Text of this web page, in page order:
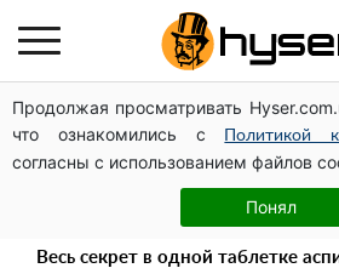
Продолжая просматривать
что ознакомились с
Политикой
согласны с использованием файлов
Понял
Дроны с наценкой: Александр
миллионы оборонного бюджета
фирму в Эстонии
Голая Елена Тополя в интересных
отвисать челюсти: слив видео –
Весь секрет в одной таблетке